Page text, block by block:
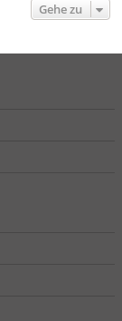
Gehe zu